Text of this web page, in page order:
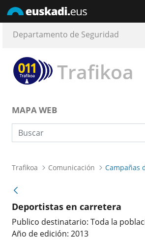
Trafikoa
Departamento de Seguridad
MAPA WEB
Búsqueda web
Trafikoa Comunicación Campañas
Deportistas en carretera
Publico destinatario: Toda la
Año de edición: 2013